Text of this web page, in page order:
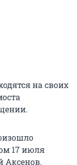
на своих
17 июля
Аксенов.